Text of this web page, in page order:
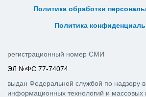
Политика обработки
Политика
регистрационный номер СМИ
ЭЛ №ФС 77-74074
выдан Федеральной службой по надзору
информационных технологий и массовых